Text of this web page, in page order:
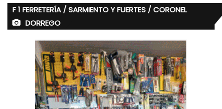
F 1 FERRETERÍA / SARMIENTO Y FUERTES / CORONEL
DORREGO